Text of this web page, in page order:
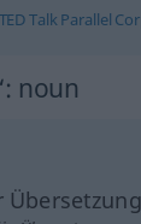
TED Talk Parallel
: noun